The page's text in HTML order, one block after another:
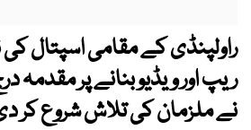
راولپنڈی کے مقامی اسپتال
ریپ اور ویڈیو بنانے پر مقدمہ
نے ملزمان کی تلاش شروع کر